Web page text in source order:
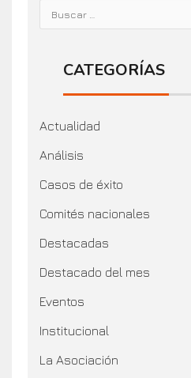
CATEGORÍAS
Actualidad
Análisis
Casos de éxito
Comités nacionales
Destacadas
Destacado del mes
Eventos
Institucional
La Asociación